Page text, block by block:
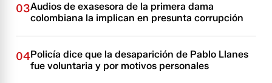
03Audios de exasesora de la primera dama
colombiana la implican en presunta corrupción
04Policía dice que la desaparición de Pablo Llanes
fue voluntaria y por motivos personales